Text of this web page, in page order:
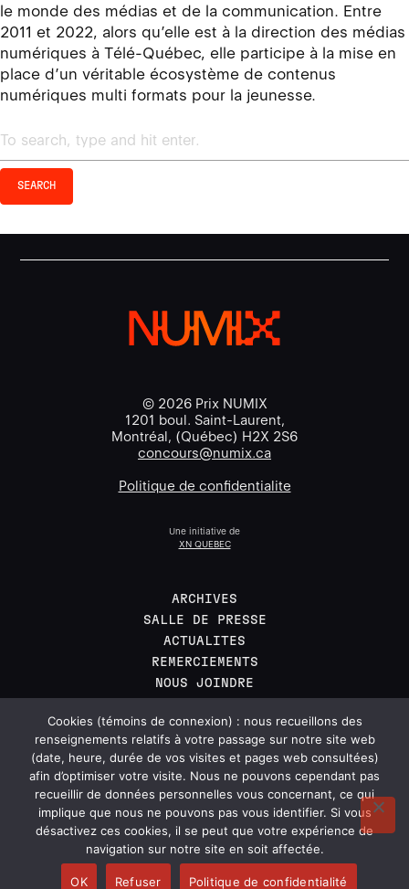
le monde des médias et de la communication. Entre
2011 et 2022, alors qu’elle est à la direction des médias
numériques à Télé-Québec, elle participe à la mise en
place d’un véritable écosystème de contenus
numériques multi formats pour la jeunesse.
SEARCH
© 2026 Prix NUMIX
1201 boul. Saint-Laurent,
Montréal, (Québec) H2X 2S6
concours@numix.ca
Politique de confidentialite
Une initiative de
XN QUEBEC
ARCHIVES
SALLE DE PRESSE
ACTUALITES
REMERCIEMENTS
NOUS JOINDRE
EN
Inscrivez-vous a l'infolettre pour recevoir
toutes les nouvelles des NUMIX.
S’INSCRIRE
Cookies (témoins de connexion) : nous recueillons des
renseignements relatifs à votre passage sur notre site web
(date, heure, durée de vos visites et pages web consultées)
afin d’optimiser votre visite. Nous ne pouvons cependant pas
recueillir de données personnelles vous concernant, ce qui
implique que nous ne pouvons pas vous identifier. Si vous
désactivez ces cookies, il se peut que votre expérience de
navigation sur notre site en soit affectée.
OK Refuser Politique de confidentialité